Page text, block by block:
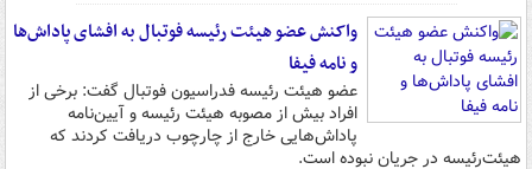
واکنش عضو هیئت رئیسه فوتبال به افشای پاداش‌ها
و نامه فیفا
عضو هیئت رئیسه فدراسیون فوتبال گفت: برخی از
افراد بیش از مصوبه هیئت رئیسه و آیین‌نامه
پاداش‌هایی خارج از چارچوب دریافت کردند که
هیئت‌رئیسه در جریان نبوده است.